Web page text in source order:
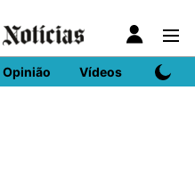
Opinião Vídeos DN